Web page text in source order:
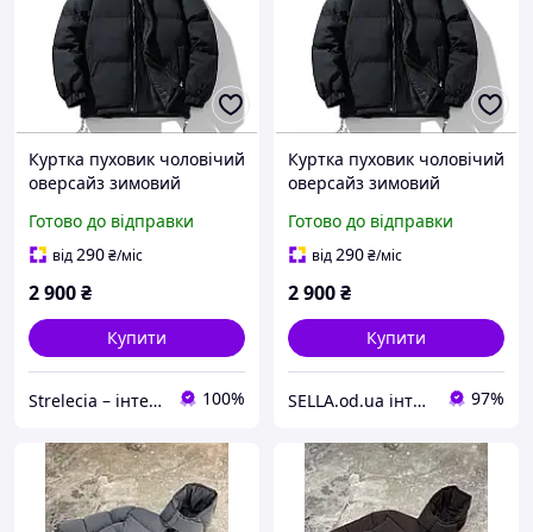
Куртка пуховик чоловічий
оверсайз зимовий
Готово до відправки
від290₴/міс
2 900₴
Купити
Strelecia – інтернет-магазин 100%
Куртка пуховик чоловічий
оверсайз зимовий
Готово до відправки
від290₴/міс
2 900₴
Купити
SELLA.od.ua інтернет-магазин 97%